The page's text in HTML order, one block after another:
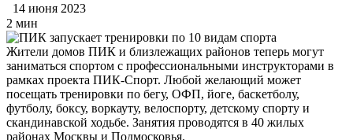
14 июня 2023
2 мин
Жители домов ПИК и близлежащих районов теперь могут
заниматься спортом с профессиональными инструкторами в
рамках проекта ПИК-Спорт. Любой желающий может
посещать тренировки по бегу, ОФП, йоге, баскетболу,
футболу, боксу, воркауту, велоспорту, детскому спорту и
скандинавской ходьбе. Занятия проводятся в 40 жилых
районах Москвы и Подмосковья.